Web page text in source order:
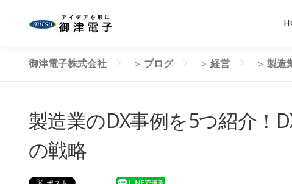
御津電子株式会社 > ブログ > 経営 > 製造
製造業のDX事例を5つ紹介！
の戦略